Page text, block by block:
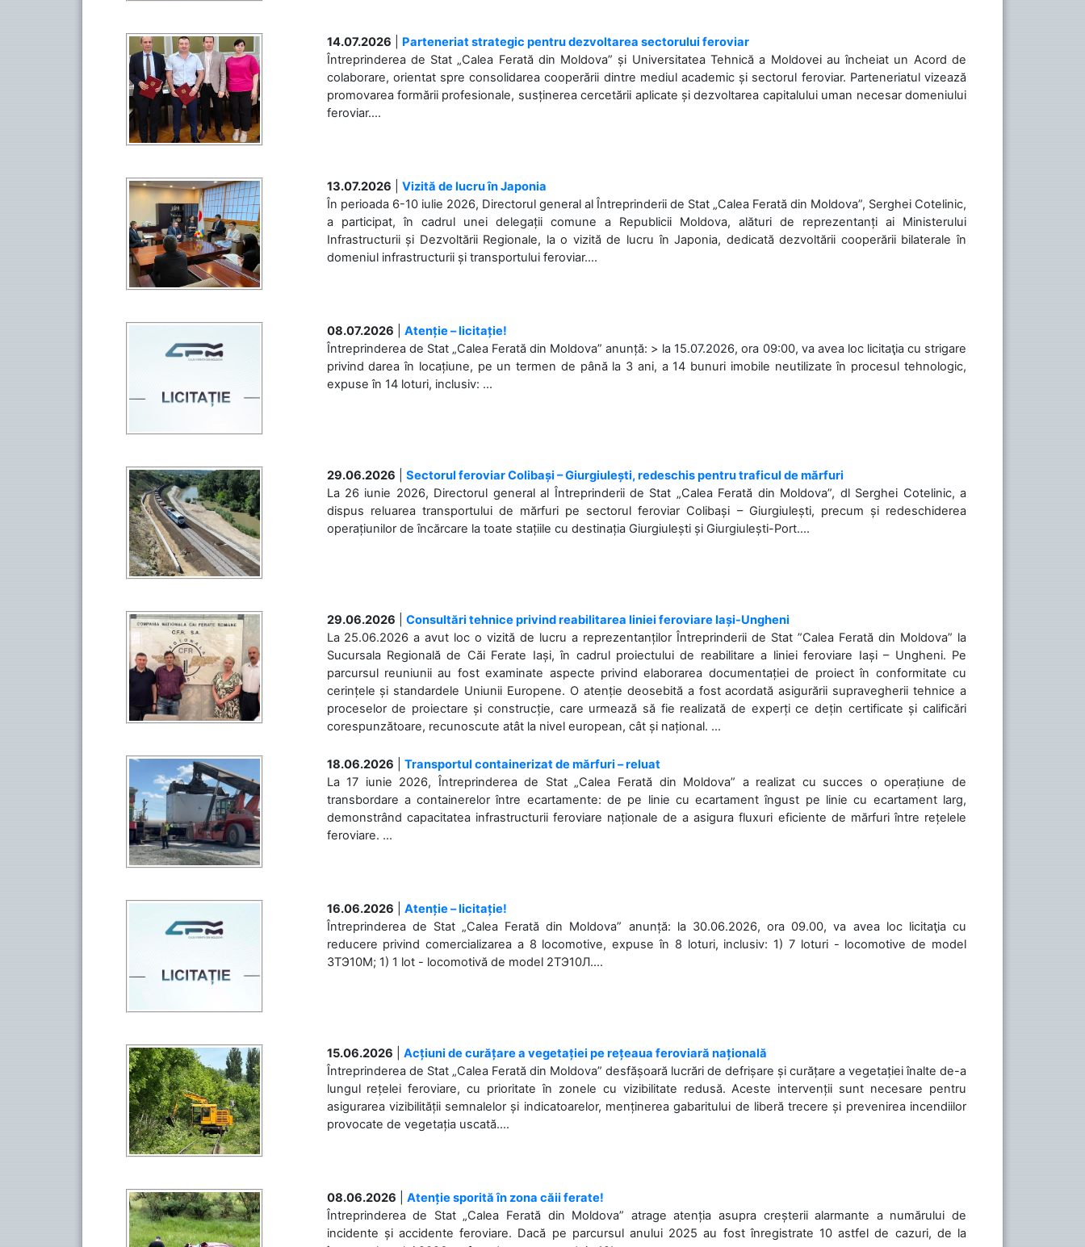
14.07.2026
Parteneriat strategic pentru dezvoltarea sectorului feroviar
Întreprinderea de Stat „Calea Ferată din Moldova” și Universitatea Tehnică a Moldovei au încheiat un Acord de
colaborare, orientat spre consolidarea cooperării dintre mediul academic și sectorul feroviar. Parteneriatul vizează
promovarea formării profesionale, susținerea cercetării aplicate și dezvoltarea capitalului uman necesar domeniului
feroviar....
13.07.2026
Vizită de lucru în Japonia
În perioada 6-10 iulie 2026, Directorul general al Întreprinderii de Stat „Calea Ferată din Moldova”, Serghei Cotelinic,
a participat, în cadrul unei delegații comune a Republicii Moldova, alături de reprezentanți ai Ministerului
Infrastructurii și Dezvoltării Regionale, la o vizită de lucru în Japonia, dedicată dezvoltării cooperării bilaterale în
domeniul infrastructurii și transportului feroviar....
08.07.2026
Atenție – licitație!
Întreprinderea de Stat „Calea Ferată din Moldova” anunță: > la 15.07.2026, ora 09:00, va avea loc licitaţia cu strigare
privind darea în locațiune, pe un termen de până la 3 ani, a 14 bunuri imobile neutilizate în procesul tehnologic,
expuse în 14 loturi, inclusiv: ...
29.06.2026
Sectorul feroviar Colibași – Giurgiulești, redeschis pentru traficul de mărfuri
La 26 iunie 2026, Directorul general al Întreprinderii de Stat „Calea Ferată din Moldova”, dl Serghei Cotelinic, a
dispus reluarea transportului de mărfuri pe sectorul feroviar Colibași – Giurgiulești, precum și redeschiderea
operațiunilor de încărcare la toate stațiile cu destinația Giurgiulești și Giurgiulești-Port....
29.06.2026
Consultări tehnice privind reabilitarea liniei feroviare Iași-Ungheni
La 25.06.2026 a avut loc o vizită de lucru a reprezentanților Întreprinderii de Stat ”Calea Ferată din Moldova” la
Sucursala Regională de Căi Ferate Iași, în cadrul proiectului de reabilitare a liniei feroviare Iași – Ungheni. Pe
parcursul reuniunii au fost examinate aspecte privind elaborarea documentației de proiect în conformitate cu
cerințele și standardele Uniunii Europene. O atenție deosebită a fost acordată asigurării supravegherii tehnice a
proceselor de proiectare și construcție, care urmează să fie realizată de experți ce dețin certificate și calificări
corespunzătoare, recunoscute atât la nivel european, cât și național. ...
18.06.2026
Transportul containerizat de mărfuri – reluat
La 17 iunie 2026, Întreprinderea de Stat „Calea Ferată din Moldova” a realizat cu succes o operațiune de
transbordare a containerelor între ecartamente: de pe linie cu ecartament îngust pe linie cu ecartament larg,
demonstrând capacitatea infrastructurii feroviare naționale de a asigura fluxuri eficiente de mărfuri între rețelele
feroviare. ...
16.06.2026
Atenție – licitație!
Întreprinderea de Stat „Calea Ferată din Moldova” anunță: la 30.06.2026, ora 09.00, va avea loc licitaţia cu
reducere privind comercializarea a 8 locomotive, expuse în 8 loturi, inclusiv: 1) 7 loturi - locomotive de model
3ТЭ10М; 1) 1 lot - locomotivă de model 2ТЭ10Л....
15.06.2026
Acțiuni de curățare a vegetației pe rețeaua feroviară națională
Întreprinderea de Stat „Calea Ferată din Moldova” desfășoară lucrări de defrișare și curățare a vegetației înalte de-a
lungul rețelei feroviare, cu prioritate în zonele cu vizibilitate redusă. Aceste intervenții sunt necesare pentru
asigurarea vizibilității semnalelor și indicatoarelor, menținerea gabaritului de liberă trecere și prevenirea incendiilor
provocate de vegetația uscată....
08.06.2026
Atenție sporită în zona căii ferate!
Întreprinderea de Stat „Calea Ferată din Moldova” atrage atenția asupra creșterii alarmante a numărului de
incidente și accidente feroviare. Dacă pe parcursul anului 2025 au fost înregistrate 10 astfel de cazuri, de la